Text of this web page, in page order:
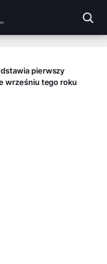
pierwszy
wrześniu tego roku